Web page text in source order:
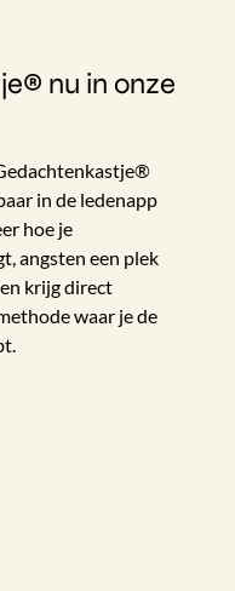
nu in onze
in de ledenapp
hoe je
angsten een plek
krijg direct
waar je de